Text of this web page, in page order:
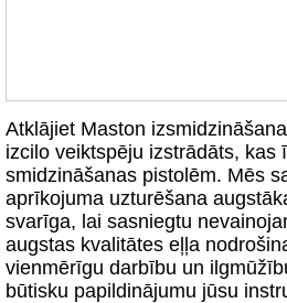
Atklājiet Maston
izcilo veiktspēju izstrādāts, kas
smidzināšanas pistolēm. Mēs
aprīkojuma uzturēšana
svarīga, lai sasniegtu
augstas kvalitātes eļļa
vienmērīgu darbību un
būtisku papildinājumu jūsu